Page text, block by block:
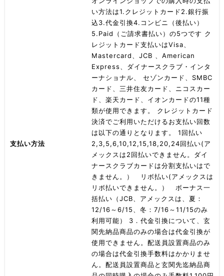
支払い方法
い方法は1.クレジットカード2.銀行振
込3.代金引換4.コンビニ（後払い）
5.Paid（ご請求書払い）の5つです ク
レジットカード支払いはVisa、
Mastercard、JCB 、American
Express、ダイナースクラブ・インタ
ーナショナル、 セゾンカード、SMBC
カード、三井住友カード、ニコスカー
ド、楽天カード、イオンカードの11種
類が使用できます。 クレジットカード
決済でご利用いただけるお支払い回数
は以下の通りとなります。 1回払い
2,3,5,6,10,12,15,18,20,24回払い(ア
メックスは2回払いできません。ダイ
ナースクラブカードは分割支払いはで
きません。） リボ払い(アメックスは
リボ払いできません。） ボーナス一
括払い（JCB、アメックスは、夏：
12/16～6/15、冬：7/16～11/15のみ
利用可能） 3．代金引換について、玄
関先納品商品のみの場合は代金引換が
使用できません。配送員設置商品のみ
の場合は代金引換手数料はかかりませ
ん。配送員設置商品と玄関先迄納品商